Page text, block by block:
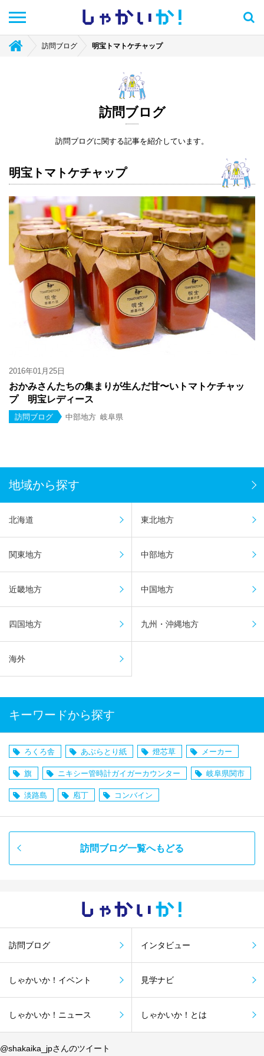
しゃかい か！
訪問ブログ 明宝トマトケチャップ
訪問ブログ
訪問ブログに関する記事を紹介しています。
明宝トマトケチャップ
2016年01月25日
おかみさんたちの集まりが生んだ甘〜いトマトケチャッ
プ 明宝レディース
訪問ブログ 中部地方 岐阜県
地域から探す
北海道 東北地方
関東地方 中部地方
近畿地方 中国地方
四国地方 九州・沖縄地方
海外
キーワードから探す
ろくろ舎 あぶらとり紙 燈芯草 メーカー
旗 ニキシー管時計ガイガーカウンター 岐阜県関市
淡路島 庖丁 コンバイン
訪問ブログ一覧へもどる
しゃかい か！
訪問ブログ インタビュー
しゃかいか！イベント 見学ナビ
しゃかいか！ニュース しゃかいか！とは
@shakaika_jpさんのツイート